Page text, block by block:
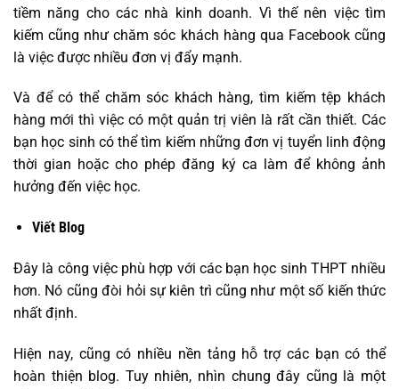
tiềm năng cho các nhà kinh doanh. Vì thế nên việc tìm
kiếm cũng như chăm sóc khách hàng qua Facebook cũng
là việc được nhiều đơn vị đẩy mạnh.
Và để có thể chăm sóc khách hàng, tìm kiếm tệp khách
hàng mới thì việc có một quản trị viên là rất cần thiết. Các
bạn học sinh có thể tìm kiếm những đơn vị tuyển linh động
thời gian hoặc cho phép đăng ký ca làm để không ảnh
hưởng đến việc học.
Viết Blog
Đây là công việc phù hợp với các bạn học sinh THPT nhiều
hơn. Nó cũng đòi hỏi sự kiên trì cũng như một số kiến thức
nhất định.
Hiện nay, cũng có nhiều nền tảng hỗ trợ các bạn có thể
hoàn thiện blog. Tuy nhiên, nhìn chung đây cũng là một